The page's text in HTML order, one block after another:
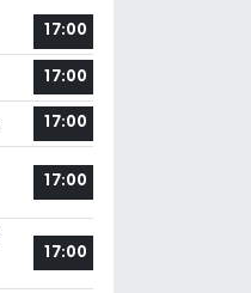
17:00
17:00
17:00
17:00
17:00